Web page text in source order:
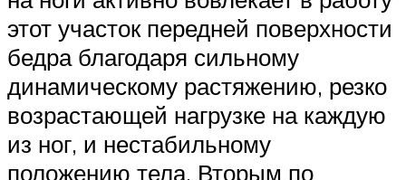
этот участок передней поверхности
бедра благодаря сильному
динамическому растяжению, резко
возрастающей нагрузке на каждую
из ног, и нестабильному
положению тела. Вторым по